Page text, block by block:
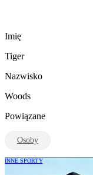
Imię
Tiger
Nazwisko
Woods
Powiązane
Osoby
INNE SPORTY